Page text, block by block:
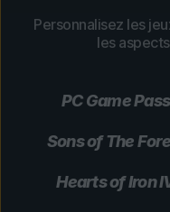
Personnalisez les
les
PC Game Pass
Sons of The
Hearts of Iron